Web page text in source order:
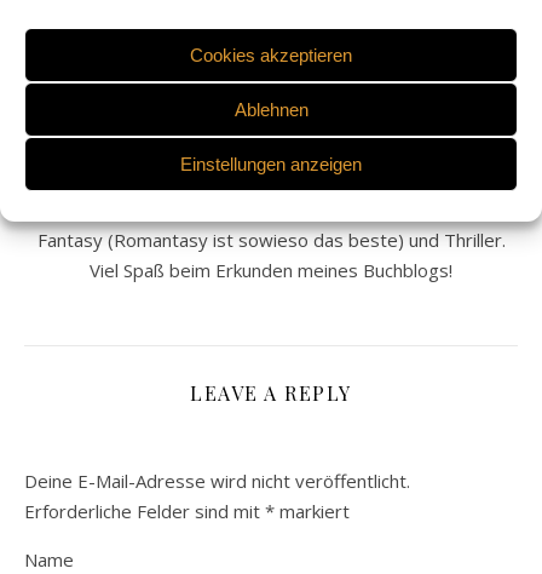
Cookies akzeptieren
Ablehnen
Einstellungen anzeigen
ANASTASIA PUKHOVICH
Willkommen auf meinem Blog. Ich heiße Anastasia, bin 23
Leidenschaft und ich möchte meine Liebe zu Büchern auf
Fantasy (Romantasy ist sowieso das beste) und Thriller.
Viel Spaß beim Erkunden meines Buchblogs!
LEAVE A REPLY
Deine E-Mail-Adresse wird nicht veröffentlicht.
Erforderliche Felder sind mit * markiert
Name